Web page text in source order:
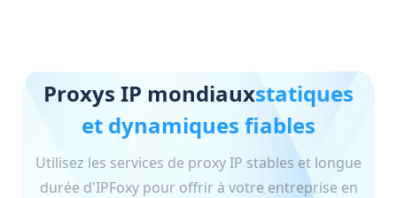
Proxys IP mondiauxstatiques
et dynamiques fiables
Utilisez les services de proxy IP stables et longue
durée d'IPFoxy pour offrir à votre entreprise en